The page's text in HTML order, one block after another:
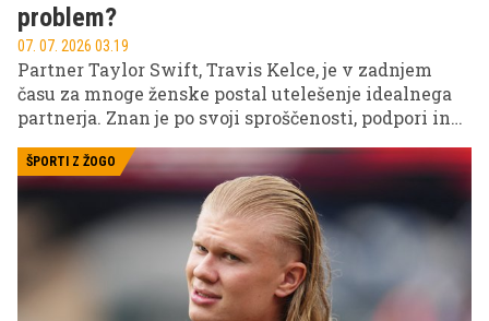
problem?
07. 07. 2026 03.19
Partner Taylor Swift, Travis Kelce, je v zadnjem
času za mnoge ženske postal utelešenje idealnega
partnerja. Znan je po svoji sproščenosti, podpori in
opisujejo kot "fant tipa zlatega prinašalca". A
psihologi opozarjajo, da takšen tip partnerja ni
nujno idealen za vsakogar – in da se za navidezno
popolnim odnosom lahko skrivajo tudi določeni
izzivi.
ŠPORTI Z ŽOGO